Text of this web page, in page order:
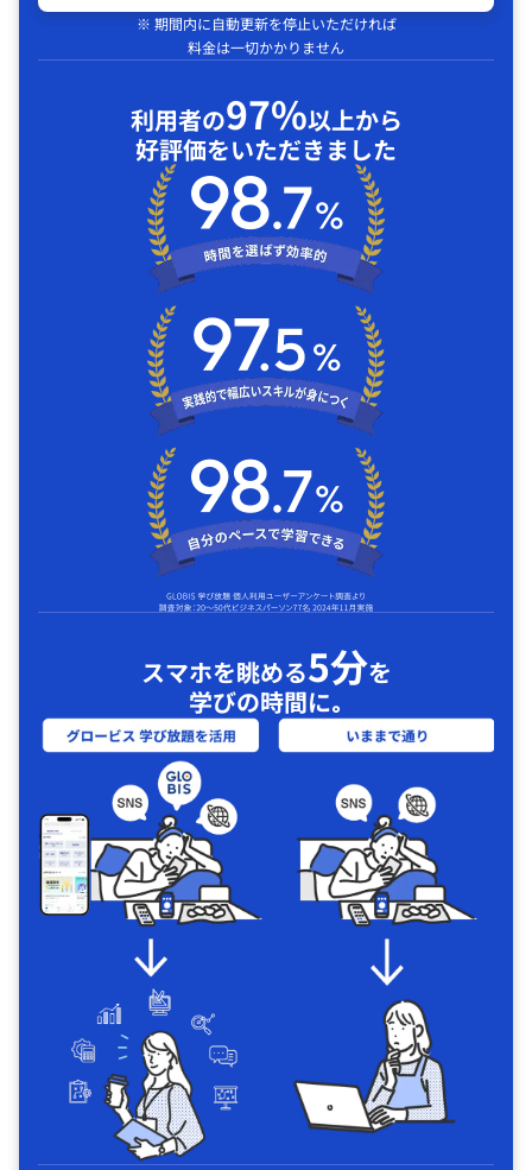
※ 期間内に自動更新を停止いただければ
料金は一切かかりません
利用者の97%以上から
好評価をいただきました
スマホを眺める5分を
学びの時間に｡